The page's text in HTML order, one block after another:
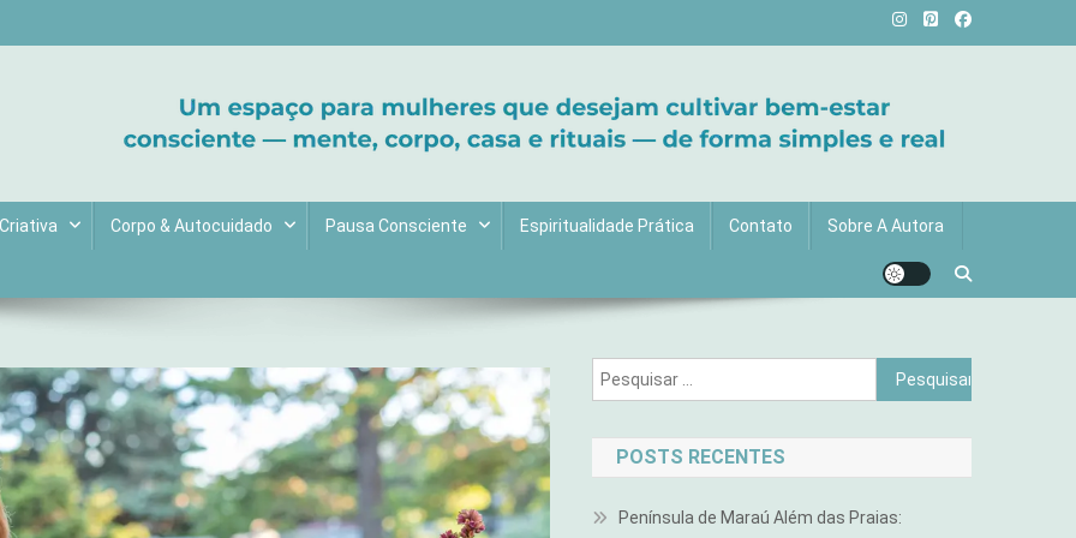
Corpo & Autocuidado Pausa Consciente Espiritualidade Prática Contato Sobre A Autora
Pesquisar
por:
POSTS RECENTES
Península de Maraú Além das Praias: